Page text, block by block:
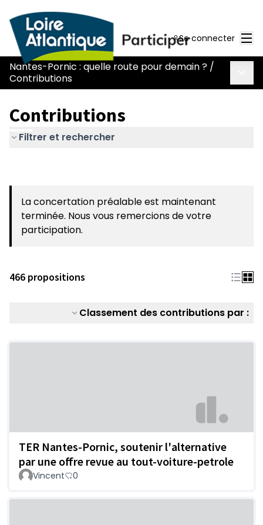
Se connecter
Nantes-Pornic : quelle route pour demain ? /
Contributions
Contributions
Filtrer et rechercher
La concertation préalable est maintenant
terminée. Nous vous remercions de votre
participation.
466 propositions
Classement des contributions par :
TER Nantes-Pornic, soutenir l'alternative
par une offre revue au tout-voiture-petrole
Vincent 0